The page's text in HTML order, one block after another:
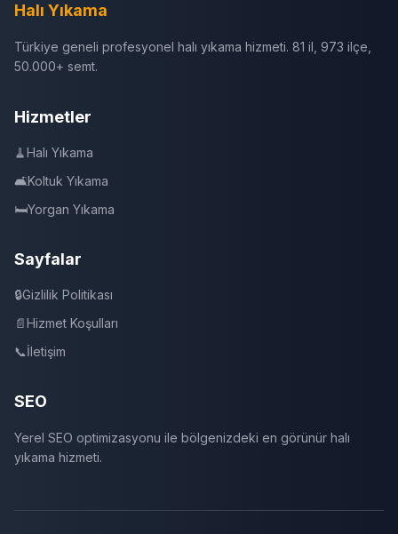
Halı Yıkama
Türkiye geneli profesyonel halı yıkama hizmeti. 81 il, 973 ilçe,
50.000+ semt.
Hizmetler
🧹Halı Yıkama
🛋️Koltuk Yıkama
🛏️Yorgan Yıkama
Sayfalar
🔒Gizlilik Politikası
📄Hizmet Koşulları
📞İletişim
SEO
Yerel SEO optimizasyonu ile bölgenizdeki en görünür halı
yıkama hizmeti.